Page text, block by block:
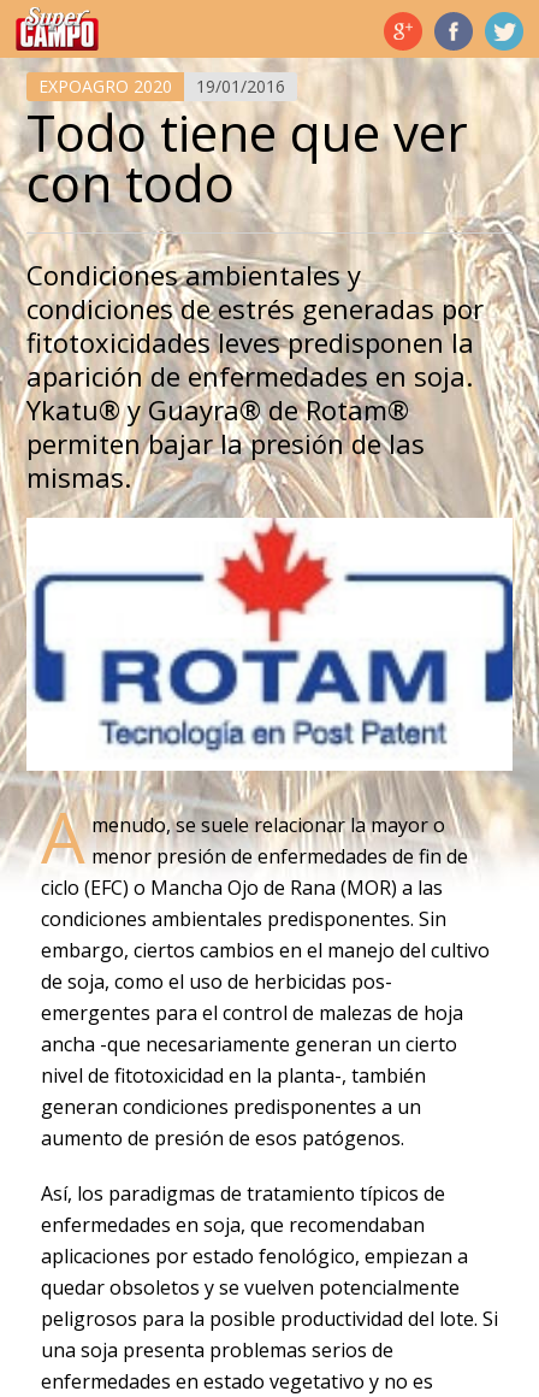
Temas de hoy
EXPOAGRO 2020 19/01/2016
Todo tiene que ver
con todo
Condiciones ambientales y
condiciones de estrés generadas por
fitotoxicidades leves predisponen la
aparición de enfermedades en soja.
Ykatu® y Guayra® de Rotam®
permiten bajar la presión de las
mismas.
A menudo, se suele relacionar la mayor o
menor presión de enfermedades de fin de
ciclo (EFC) o Mancha Ojo de Rana (MOR) a las
condiciones ambientales predisponentes. Sin
embargo, ciertos cambios en el manejo del cultivo
de soja, como el uso de herbicidas pos-
emergentes para el control de malezas de hoja
ancha -que necesariamente generan un cierto
nivel de fitotoxicidad en la planta-, también
generan condiciones predisponentes a un
aumento de presión de esos patógenos.
Así, los paradigmas de tratamiento típicos de
enfermedades en soja, que recomendaban
aplicaciones por estado fenológico, empiezan a
quedar obsoletos y se vuelven potencialmente
peligrosos para la posible productividad del lote. Si
una soja presenta problemas serios de
enfermedades en estado vegetativo y no es